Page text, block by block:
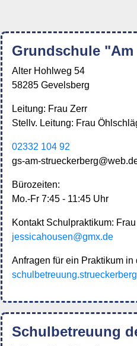
Grundschule
Alter Hohlweg 54
58285 Gevelsberg
Leitung: Frau Zerr
Stellv. Leitung: Frau
02332 104 92
gs-am-
Bürozeiten:
Mo.-Fr 7:45 - 11:45 Uhr
Kontakt Schulpraktikum:
jessicahousen@gmx.de
Anfragen für ein Praktikum in
Schulbetreuung